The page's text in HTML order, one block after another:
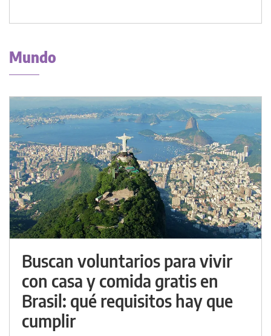
Mundo
Buscan voluntarios para vivir
con casa y comida gratis en
Brasil: qué requisitos hay que
cumplir